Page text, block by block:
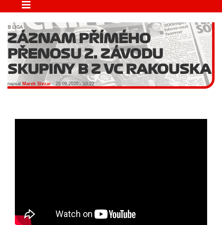
B LIGA
ZÁZNAM PŘÍMÉHO
PŘENOSU 2. ZÁVODU
SKUPINY B Z VC RAKOUSKA
napsal Marek Slezar- 20.09.2020 - 10:22